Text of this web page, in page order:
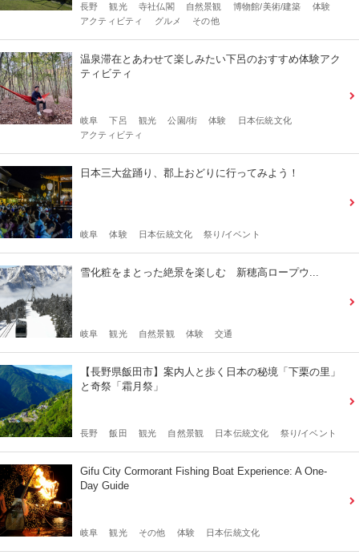
長野 観光 寺社仏閣 自然景観 博物館/美術/建築
体験
アクティビティ
グルメ その他
温泉滞在とあわせて楽しみたい下呂のおすすめ体験アク
ティビティ
岐阜 下呂 観光 公園/街 体験
日本伝統文化
アクティビティ
日本三大盆踊り、郡上おどりに行ってみよう！
岐阜 体験 日本伝統文化 祭り/イベント
雪化粧をまとった絶景を楽しむ 新穂高ロープウ...
岐阜 観光 自然景観 体験 交通
【長野県飯田市】案内人と歩く日本の秘境「下栗の里」
と奇祭「霜月祭」
長野 飯田 観光 自然景観 日本伝統文化 祭り/イベント
Gifu City Cormorant Fishing Boat Experience: A One-
Day Guide
岐阜 観光 その他 体験 日本伝統文化